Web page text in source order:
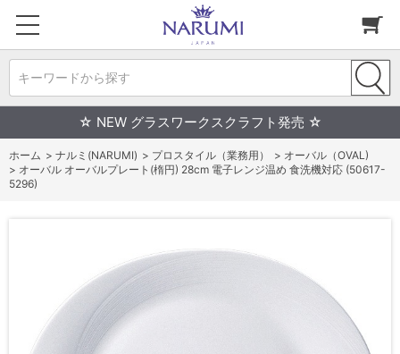
キーワードから探す
☆ NEW グラスワークスクラフト発売 ☆
ホーム > ナルミ(NARUMI) > プロスタイル（業務用） > オーバル（OVAL)
> オーバル オーバルプレート(楕円) 28cm 電子レンジ温め 食洗機対応 (50617-
5296)